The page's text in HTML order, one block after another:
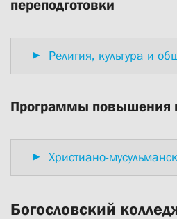
переподготовки
Религия, культура и
Программы повышения
Христиано-
Богословский